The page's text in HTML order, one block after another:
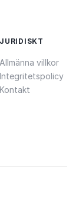
JURIDISKT
Allmänna villkor
Integritetspolicy
Kontakt